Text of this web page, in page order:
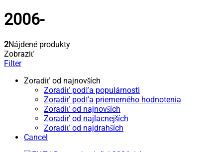
2006-
2Nájdené produkty
Zobraziť
Filter
Zoradiť od najnovších
Zoradiť podľa populárnosti
Zoradiť podľa priemerného hodnotenia
Zoradiť od najnovších
Zoradiť od najlacnejších
Zoradiť od najdrahších
Cancel